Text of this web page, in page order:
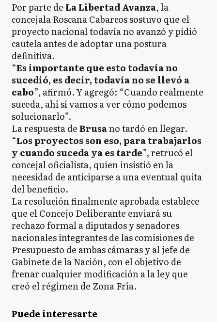
Por parte de La Libertad Avanza, la
concejala Roscana Cabarcos sostuvo que el
proyecto nacional todavía no avanzó y pidió
cautela antes de adoptar una postura
definitiva.
“Es importante que esto todavía no
sucedió, es decir, todavía no se llevó a
cabo”, afirmó. Y agregó: “Cuando realmente
suceda, ahí sí vamos a ver cómo podemos
solucionarlo”.
La respuesta deBrusano tardó en llegar.
“Los proyectos son eso, para trabajarlos
y cuando suceda ya es tarde”, retrucó el
concejal oficialista, quien insistió en la
necesidad de anticiparse a una eventual quita
del beneficio.
La resolución finalmente aprobada establece
que el Concejo Deliberante enviará su
rechazo formal a diputados y senadores
nacionales integrantes de las comisiones de
Presupuesto de ambas cámaras y al jefe de
Gabinete de la Nación, con el objetivo de
frenar cualquier modificación a la ley que
creó el régimen de Zona Fría.
Puede interesarte